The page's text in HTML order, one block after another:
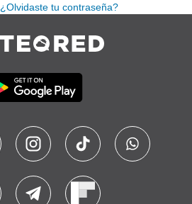
¿Olvidaste tu contraseña?